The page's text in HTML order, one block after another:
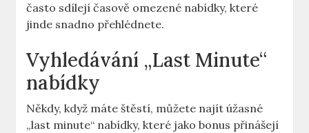
často sdílejí časově omezené nabídky, které
jinde snadno přehlédnete.
Vyhledávání „Last Minute“
nabídky
Někdy, když máte štěstí, můžete najít úžasné
„last minute“ nabídky, které jako bonus přinášejí